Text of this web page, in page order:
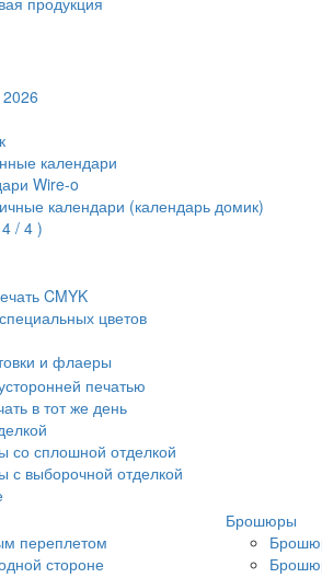
календари
Wire-o
календари (календарь домик)
/ 4 )
CMYK
цветов
и флаеры
печатью
в тот же день
со сплошной отделкой
с выборочной отделкой
переплетом
стороне
Брошюры